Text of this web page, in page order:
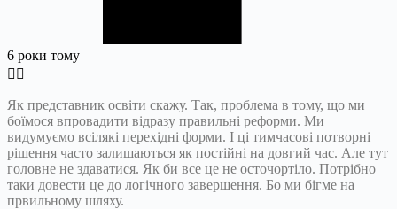
6 роки тому
Як представник освіти скажу. Так, проблема в тому, що ми
боїмося впровадити відразу правильні реформи. Ми
видумуємо всілякі перехідні форми. І ці тимчасові потворні
рішення часто залишаються як постійні на довгий час. Але тут
головне не здаватися. Як би все це не осточортіло. Потрібно
таки довести це до логічного завершення. Бо ми бігме на
првильному шляху.